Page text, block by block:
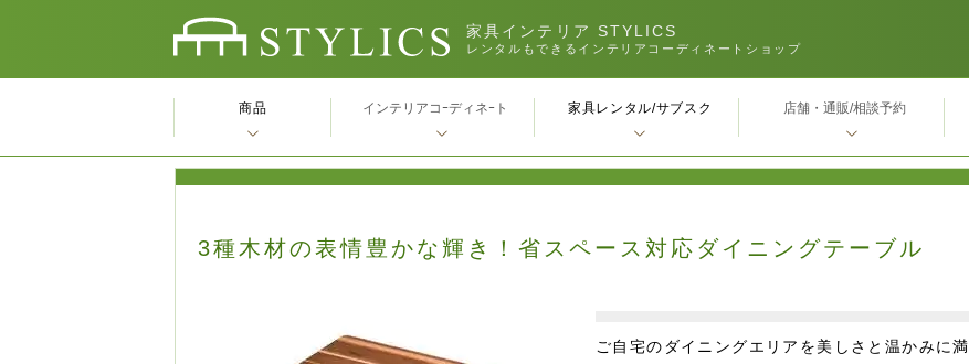
家具インテリア STYLICS
レンタルもできるインテリアコーディネートショップ
3種木材の表情豊かな輝き！省スペース対応ダイニングテーブル
ご自宅のダイニングエリアを美しさと温かみに満
商品 インテリアコｰディネｰト 家具レンタル/サブスク 店舗・通販/相談予約